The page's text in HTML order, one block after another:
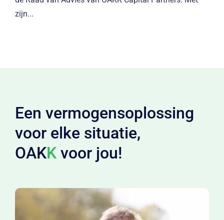
zijn...
Een vermogensoplossing
voor elke situatie,
OAKK voor jou!